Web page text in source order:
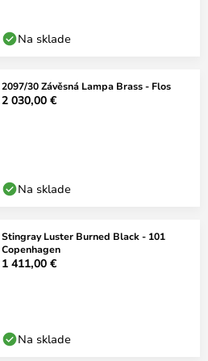
Na sklade
2097/30 Závěsná Lampa Brass - Flos
2 030,00 €
Na sklade
Stingray Luster Burned Black - 101
Copenhagen
1 411,00 €
Na sklade